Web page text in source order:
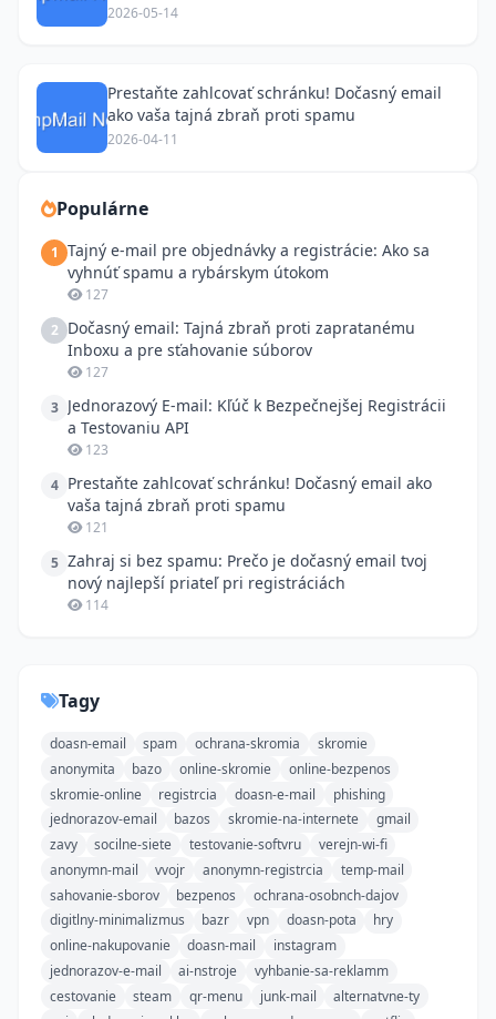
2026-05-14
Prestaňte zahlcovať schránku! Dočasný email
ako vaša tajná zbraň proti spamu
2026-04-11
Populárne
1 Tajný e-mail pre objednávky a registrácie: Ako sa
vyhnúť spamu a rybárskym útokom
127
2 Dočasný email: Tajná zbraň proti zapratanému
Inboxu a pre sťahovanie súborov
127
3 Jednorazový E-mail: Kľúč k Bezpečnejšej Registrácii
a Testovaniu API
123
4 Prestaňte zahlcovať schránku! Dočasný email ako
vaša tajná zbraň proti spamu
121
5 Zahraj si bez spamu: Prečo je dočasný email tvoj
nový najlepší priateľ pri registráciách
114
Tagy
doasn-email spam ochrana-skromia
skromie
anonymita
bazo online-skromie
online-bezpenos
skromie-online
registrcia doasn-e-mail
phishing
jednorazov-email
bazos skromie-na-internete
gmail
zavy
socilne-siete testovanie-softvru
verejn-wi-fi
anonymn-mail
vvojr anonymn-registrcia
temp-mail
sahovanie-sborov
bezpenos
ochrana-osobnch-dajov
digitlny-minimalizmus
bazr vpn doasn-pota
hry
online-nakupovanie
doasn-mail
instagram
jednorazov-e-mail
ai-nstroje
vyhbanie-sa-reklamm
cestovanie
steam qr-menu junk-mail
alternatvne-ty